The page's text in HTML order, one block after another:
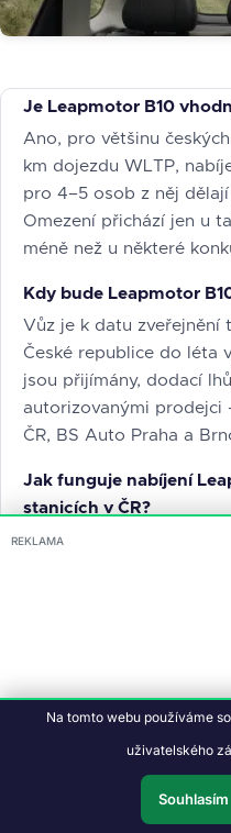
Je Leapmotor B10
Ano, pro většinu
km dojezdu WLTP,
pro 4–5 osob z něj
Omezení přichází jen u
méně než u některé
Kdy bude Leapmotor
Vůz je k datu
České republice do léta
jsou přijímány, dodací
autorizovanými prodejci
ČR, BS Auto Praha a
Jak funguje nabíjení
stanicích v ČR?
Vůz podporuje DC
REKLAMA
Na tomto webu používáme
uživatelského
Souhlasím